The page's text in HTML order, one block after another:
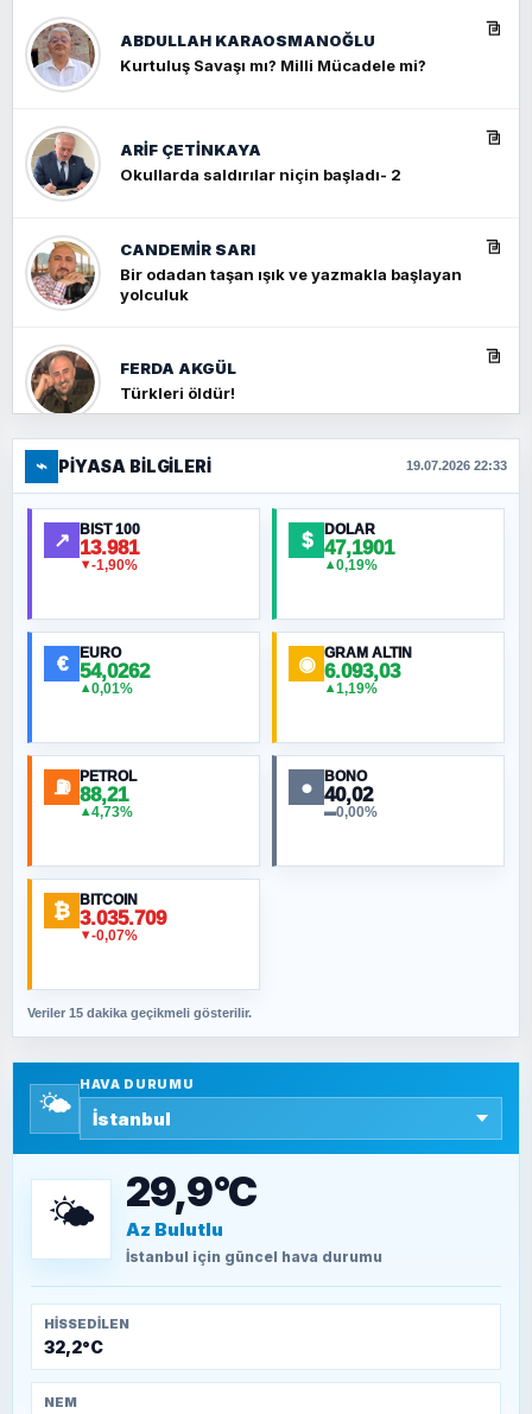
ABDULLAH KARAOSMANOĞLU
Kurtuluş Savaşı mı? Milli Mücadele mi?
ARIF ÇETİNKAYA
Okullarda saldırılar niçin başladı- 2
CANDEMIR SARI
Bir odadan taşan ışık ve yazmakla başlayan
yolculuk
FERDA AKGÜL
Türkleri öldür!
FERHAT BÜYÜKKALKAN
Ankara Zirvesi: NATO Toplantısı mı, Yeni
Ortadoğu Haritasının Provası mı?
MURAT ÖZKAN
NURETTIN BÖLÜK
ORHAN KILIÇOĞLU
Fahişeye beyinli bir müstevli alçağına
SAVAŞ ŞAHİN
SEYFULLAH ÇİÇEK
TEOMAN ALPASLAN
Kütahya-Eskişehir Muharebeleri (10-24
⌁ PIYASA BILGILERI 19.07.2026 22:33
↗ BIST 100
13.981
▼-1,90%
$ DOLAR
47,1901
▲0,19%
€ EURO
54,0262
▲0,01%
◉ GRAM ALTIN
6.093,03
▲1,19%
⛽ PETROL
88,21
▲4,73%
● BONO
40,02
▬0,00%
₿ BITCOIN
3.035.709
▼-0,07%
Veriler 15 dakika geçikmeli gösterilir.
🌤️
HAVA DURUMU
🌤️ 29,9°C
Az Bulutlu
İstanbul için güncel hava durumu
HISSEDILEN
32,2°C
NEM